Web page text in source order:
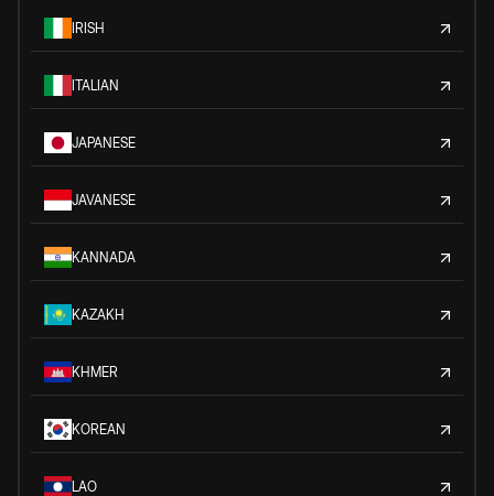
IRISH
ITALIAN
JAPANESE
JAVANESE
KANNADA
KAZAKH
KHMER
KOREAN
LAO